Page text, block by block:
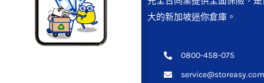
大的新加坡迷你倉庫。
0800-458-075